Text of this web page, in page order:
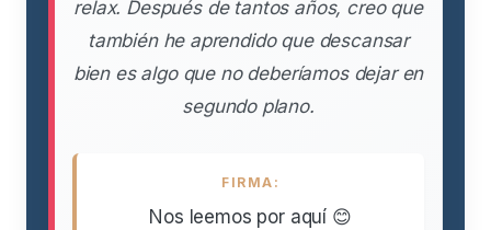
relax. Después de tantos años, creo que
también he aprendido que descansar
bien es algo que no deberíamos dejar en
segundo plano.
FIRMA:
Nos leemos por aquí 😊